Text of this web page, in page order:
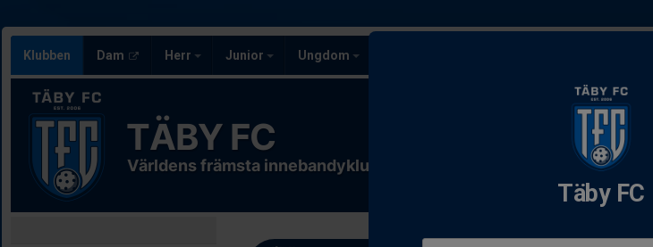
Klubben Dam Herr Junior Ungdom
Täby FC
TÄBY FC
Världens främsta innebandyklubb